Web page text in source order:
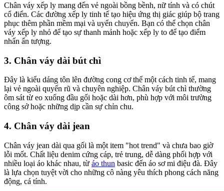
Chân váy xếp ly mang đến vẻ ngoài bồng bềnh, nữ tính và có chút
cổ điển. Các đường xếp ly tinh tế tạo hiệu ứng thị giác giúp bộ trang
phục thêm phần mềm mại và uyển chuyển. Bạn có thể chọn chân
váy xếp ly nhỏ để tạo sự thanh mảnh hoặc xếp ly to để tạo điểm
nhấn ấn tượng.
3. Chân váy dài bút chì
Đây là kiểu dáng tôn lên đường cong cơ thể một cách tinh tế, mang
lại vẻ ngoài quyến rũ và chuyên nghiệp. Chân váy bút chì thường
ôm sát từ eo xuống đầu gối hoặc dài hơn, phù hợp với môi trường
công sở hoặc những dịp cần sự chỉn chu.
4. Chân váy dài jean
Chân váy jean dài qua gối là một item "hot trend" và chưa bao giờ
lỗi mốt. Chất liệu denim cứng cáp, trẻ trung, dễ dàng phối hợp với
nhiều loại áo khác nhau, từ áo thun basic đến áo sơ mi điệu đà. Đây
là lựa chọn tuyệt vời cho những cô nàng yêu thích phong cách năng
động, cá tính.